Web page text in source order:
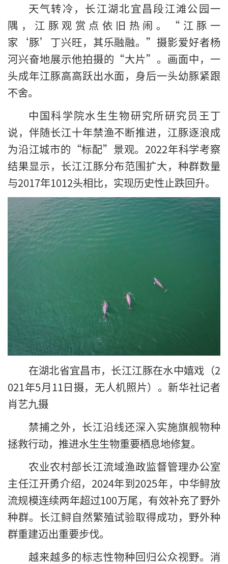
天气转冷，长江湖北宜昌段江滩公园一
隅，江豚观赏点依旧热闹。“江豚一
家‘豚’丁兴旺，其乐融融。”摄影爱好者杨
河兴奋地展示他拍摄的“大片”。画面中，一
头成年江豚高高跃出水面，身后一头幼豚紧跟
不舍。
中国科学院水生生物研究所研究员王丁
说，伴随长江十年禁渔不断推进，江豚逐浪成
为沿江城市的“标配”景观。2022年科学考察
结果显示，长江江豚分布范围扩大，种群数量
与2017年1012头相比，实现历史性止跌回升。
在湖北省宜昌市，长江江豚在水中嬉戏（2
021年5月11日摄，无人机照片）。新华社记者
肖艺九摄
禁捕之外，长江沿线还深入实施旗舰物种
拯救行动，推进水生生物重要栖息地修复。
农业农村部长江流域渔政监督管理办公室
主任江开勇介绍，2024年到2025年，中华鲟放
流规模连续两年超过100万尾，有效补充了野外
种群。长江鲟自然繁殖试验取得成功，野外种
群重建迈出重要步伐。
越来越多的标志性物种回归公众视野。消